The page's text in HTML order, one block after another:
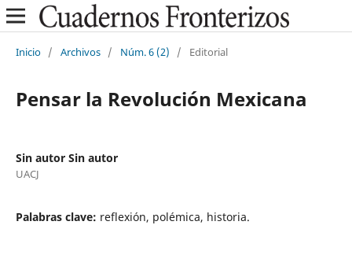
Inicio / Archivos / Núm. 6 (2) / Editorial
Pensar la Revolución Mexicana
Sin autor Sin autor
UACJ
Palabras clave: reflexión, polémica, historia.